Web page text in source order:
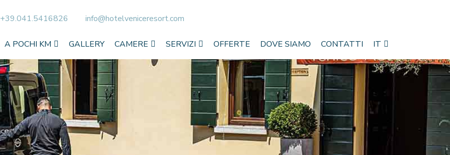
+39.041.5416826 info@hotelveniceresort.com
A POCHI KM GALLERY CAMERE SERVIZI OFFERTE DOVE SIAMO CONTATTI IT